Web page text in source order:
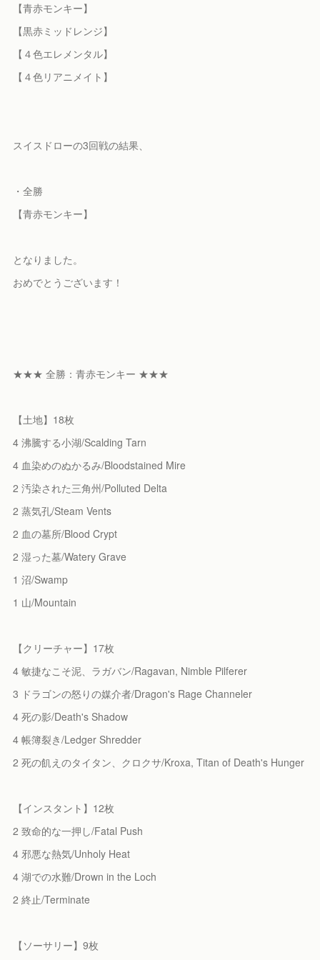
【青赤モンキー】
【黒赤ミッドレンジ】
【４色エレメンタル】
【４色リアニメイト】
スイスドローの3回戦の結果、
・全勝
【青赤モンキー】
となりました。
おめでとうございます！
★★★ 全勝：青赤モンキー ★★★
【土地】18枚
4 沸騰する小湖/Scalding Tarn
4 血染めのぬかるみ/Bloodstained Mire
2 汚染された三角州/Polluted Delta
2 蒸気孔/Steam Vents
2 血の墓所/Blood Crypt
2 湿った墓/Watery Grave
1 沼/Swamp
1 山/Mountain
【クリーチャー】17枚
4 敏捷なこそ泥、ラガバン/Ragavan, Nimble Pilferer
3 ドラゴンの怒りの媒介者/Dragon's Rage Channeler
4 死の影/Death's Shadow
4 帳簿裂き/Ledger Shredder
2 死の飢えのタイタン、クロクサ/Kroxa, Titan of Death's Hunger
【インスタント】12枚
2 致命的な一押し/Fatal Push
4 邪悪な熱気/Unholy Heat
4 湖での水難/Drown in the Loch
2 終止/Terminate
【ソーサリー】9枚